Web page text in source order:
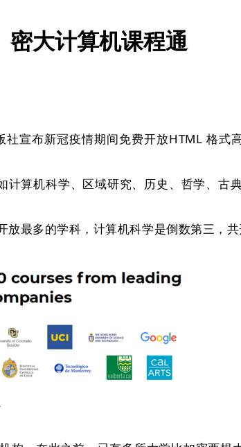
密大计算机课程通
布新冠疫情期间免费开放HTML 格式
机科学、区域研究、历史、哲学、古
多的学科，计算机科学是倒数第三，共